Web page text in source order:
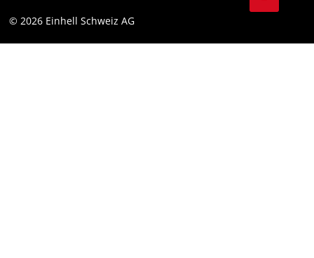
Impressum
© 2026 Einhell Schweiz AG